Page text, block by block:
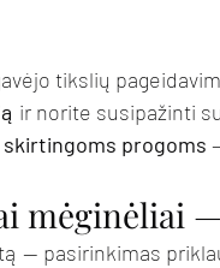
tikslių
ir norite susipažinti
progoms
mėginėliai
— pasirinkimas